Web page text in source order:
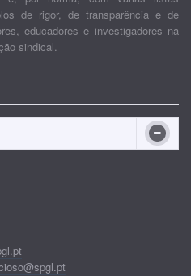
de rigor, de transparência e de
educadores e investigadores na
sindical.